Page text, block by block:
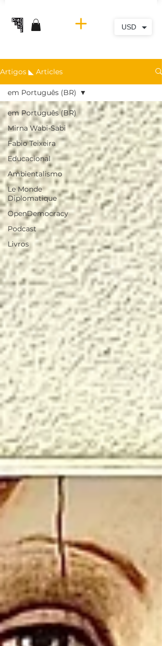
Artigos ◣ Articles
em Português (BR)
Mirna Wabi-Sabi
Fabio Teixeira
Educacional
Ambientalismo
Le Monde
Diplomatique
OpenDemocracy
Podcast
Livros
em Português (BR)
USD